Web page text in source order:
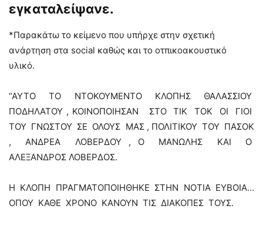
εγκαταλείψανε.
*Παρακάτω το κείμενο που υπήρχε στην σχετική
ανάρτηση στα social καθώς και το οτπικοακουστικό
υλικό.
“ΑΥΤΟ ΤΟ ΝΤΟΚΟΥΜΕΝΤΟ ΚΛΟΠΗΣ ΘΑΛΑΣΣΙΟΥ
ΠΟΔΗΛΑΤΟΥ , ΚΟΙΝΟΠΟΙΗΣΑΝ ΣΤΟ ΤΙΚ ΤΟΚ ΟΙ ΓΙΟΙ
ΤΟΥ ΓΝΩΣΤΟΥ ΣΕ ΟΛΟΥΣ ΜΑΣ , ΠΟΛΙΤΙΚΟΥ ΤΟΥ ΠΑΣΟΚ
, ΑΝΔΡΕΑ ΛΟΒΕΡΔΟΥ , Ο ΜΑΝΩΛΗΣ ΚΑΙ Ο
ΑΛΕΞΑΝΔΡΟΣ ΛΟΒΕΡΔΟΣ.
Η ΚΛΟΠΗ ΠΡΑΓΜΑΤΟΠΟΙΗΘΗΚΕ ΣΤΗΝ ΝΟΤΙΑ ΕΥΒΟΙΑ…
ΟΠΟΥ ΚΑΘΕ ΧΡΟΝΟ ΚΑΝΟΥΝ ΤΙΣ ΔΙΑΚΟΠΕΣ ΤΟΥΣ.